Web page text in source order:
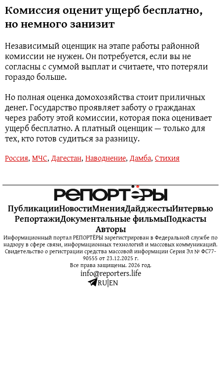
Комиссия оценит ущерб бесплатно,
но немного занизит
Независимый оценщик на этапе работы районной
комиссии не нужен. Он потребуется, если вы не
согласны с суммой выплат и считаете, что потеряли
гораздо больше.
Но полная оценка домохозяйства стоит приличных
денег. Государство проявляет заботу о гражданах
через работу этой комиссии, которая пока оценивает
ущерб бесплатно. А платный оценщик — только для
тех, кто готов судиться за разницу.
Россия, МЧС, Дагестан, Наводнение, Дамба, Стихия
ПубликацииНовостиМненияДайджестыИнтервью
РепортажиДокументальные фильмыПодкасты
Авторы
Информационный портал РЕПОРТЁРЫ зарегистрирован в Федеральной службе по
надзору в сфере связи, информационных технологий и массовых коммуникаций.
Свидетельство о регистрации средства массовой информации Серия Эл № ФС77-
90555 от 23.12.2025 г.
Все права защищены. 2026 год.
info@reporters.life
RU|EN